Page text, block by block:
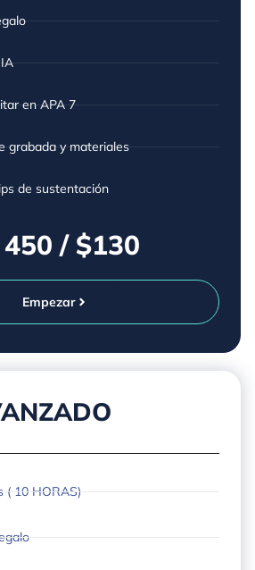
en APA 7
grabada y materiales
de sustentación
/ $130
Empezar
( 10 HORAS)